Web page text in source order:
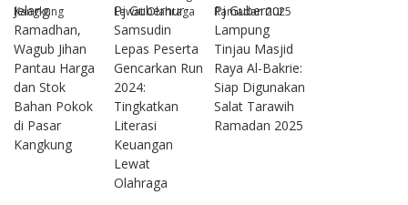
Jelang
Ramadhan,
Wagub Jihan
Pantau Harga
dan Stok
Bahan Pokok
di Pasar
Kangkung
Pj Gubernur
Samsudin
Lepas Peserta
Gencarkan Run
2024:
Tingkatkan
Literasi
Keuangan
Lewat
Olahraga
Pj Gubernur
Lampung
Tinjau Masjid
Raya Al-Bakrie:
Siap Digunakan
Salat Tarawih
Ramadan 2025